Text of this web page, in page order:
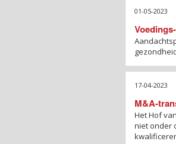
01-05-2023
17-04-2023
M&A-
Het Hof
niet onder